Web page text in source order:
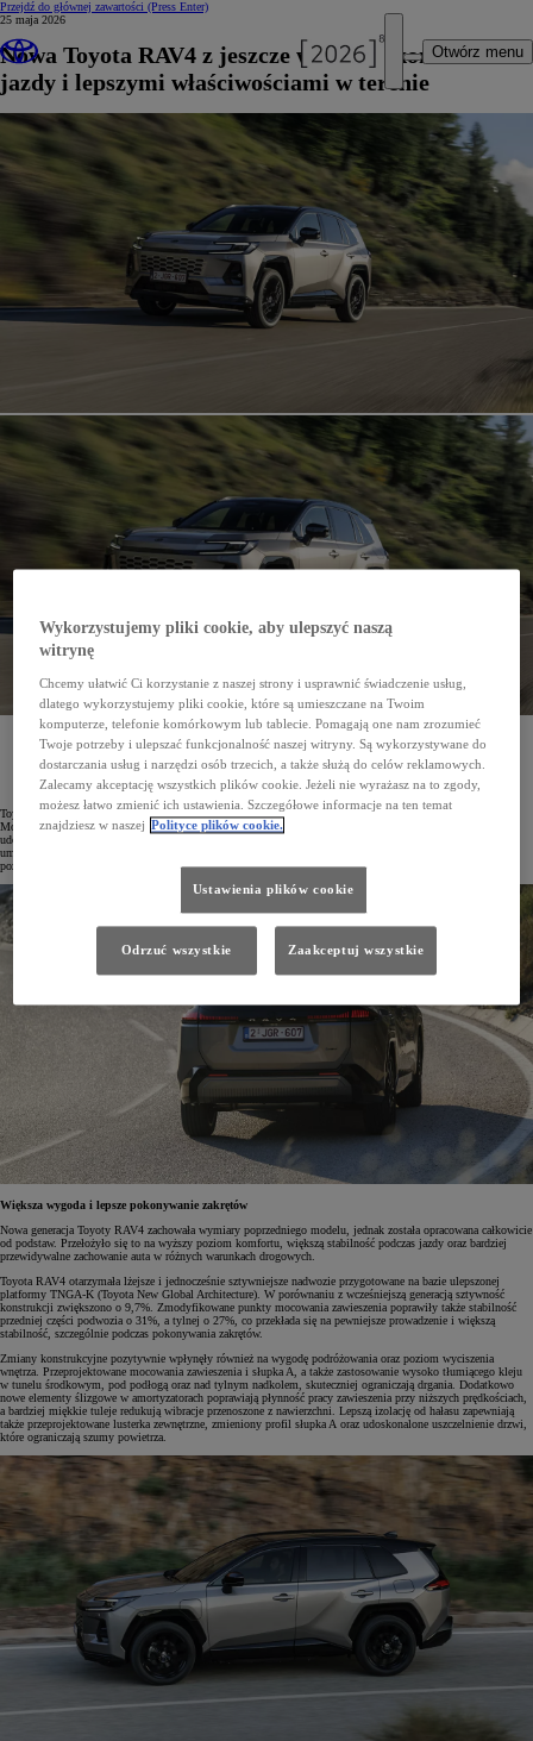
Przejdź do głównej zawartości (Press Enter)
Otwórz menu
25 maja 2026
Nowa Toyota RAV4 z jeszcze wyższym komfortem
jazdy i lepszymi właściwościami w terenie
Szósta generacja Toyoty RAV4 wyznacza nowy etap w historii tej ikony marki. SUV dostępny
z napędem hybrydowym lub hybrydą plug-in zapewnia większy komfort podróżowania, lepszą
stabilność i pewność prowadzenia niezależnie od warunków na drodze, a także skuteczniejsze
możliwości jazdy poza utwardzonymi trasami. Odmiana GR SPORT została wyposażona w układ
jezdny o bardziej sportowej charakterystyce.
Toyota RAV4 już od 30 lat pozostaje wzorem SUV-a i odgrywa kluczową rolę w światowej ofercie marki.
Model znalazł dotąd aż ponad 15 milionów nabywców w 180 państwach. Najnowsza generacja otrzymała
udoskonalone układy hybrydowe, w tym hybrydy plug-in szóstej generacji, które w ruchu miejskim
umożliwiają przejechanie w trybie EV nawet 212 km. Zastosowanie mocniejszych silników elektrycznych
pozwoliło zwiększyć zasięg jazdy na energii elektrycznej oraz ograniczyć zużycie paliwa.
Większa wygoda i lepsze pokonywanie zakrętów
Nowa generacja Toyoty RAV4 zachowała wymiary poprzedniego modelu, jednak została opracowana całkowicie
od podstaw. Przełożyło się to na wyższy poziom komfortu, większą stabilność podczas jazdy oraz bardziej
przewidywalne zachowanie auta w różnych warunkach drogowych.
Toyota RAV4 otarzymała lżejsze i jednocześnie sztywniejsze nadwozie przygotowane na bazie ulepszonej
platformy TNGA-K (Toyota New Global Architecture). W porównaniu z wcześniejszą generacją sztywność
konstrukcji zwiększono o 9,7%. Zmodyfikowane punkty mocowania zawieszenia poprawiły także stabilność
przedniej części podwozia o 31%, a tylnej o 27%, co przekłada się na pewniejsze prowadzenie i większą
stabilność, szczególnie podczas pokonywania zakrętów.
Zmiany konstrukcyjne pozytywnie wpłynęły również na wygodę podróżowania oraz poziom wyciszenia
wnętrza. Przeprojektowane mocowania zawieszenia i słupka A, a także zastosowanie wysoko tłumiącego kleju
w tunelu środkowym, pod podłogą oraz nad tylnym nadkolem, skuteczniej ograniczają drgania. Dodatkowo
nowe elementy ślizgowe w amortyzatorach poprawiają płynność pracy zawieszenia przy niższych prędkościach,
a bardziej miękkie tuleje redukują wibracje przenoszone z nawierzchni. Lepszą izolację od hałasu zapewniają
także przeprojektowane lusterka zewnętrzne, zmieniony profil słupka A oraz udoskonalone uszczelnienie drzwi,
które ograniczają szumy powietrza.
Wykorzystujemy pliki cookie, aby ulepszyć naszą
witrynę
Chcemy ułatwić Ci korzystanie z naszej strony i usprawnić świadczenie usług,
dlatego wykorzystujemy pliki cookie, które są umieszczane na Twoim
komputerze, telefonie komórkowym lub tablecie. Pomagają one nam zrozumieć
Twoje potrzeby i ulepszać funkcjonalność naszej witryny. Są wykorzystywane do
dostarczania usług i narzędzi osób trzecich, a także służą do celów reklamowych.
Zalecamy akceptację wszystkich plików cookie. Jeżeli nie wyrażasz na to zgody,
możesz łatwo zmienić ich ustawienia. Szczegółowe informacje na ten temat
znajdziesz w naszej Polityce plików cookie.
Ustawienia plików cookie
Odrzuć wszystkie Zaakceptuj wszystkie